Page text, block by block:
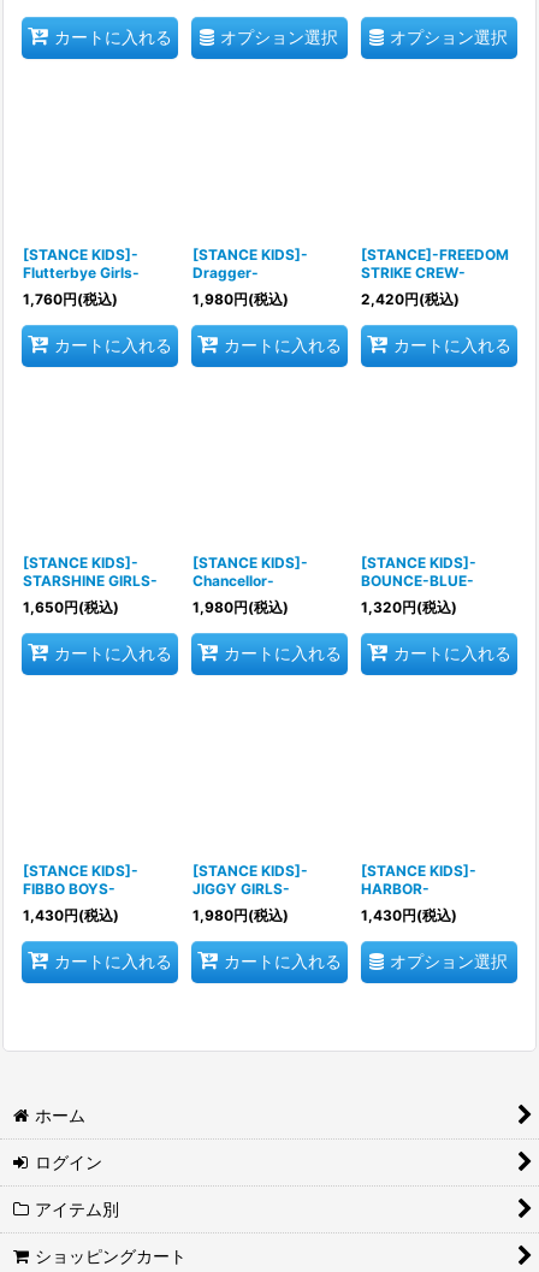
カートに入れる オプション選択 オプション選択
[STANCE KIDS]-
Flutterbye Girls-
1,760円(税込)
カートに入れる
[STANCE KIDS]-
Dragger-
1,980円(税込)
カートに入れる
[STANCE]-FREEDOM
STRIKE CREW-
2,420円(税込)
カートに入れる
[STANCE KIDS]-
STARSHINE GIRLS-
1,650円(税込)
カートに入れる
[STANCE KIDS]-
Chancellor-
1,980円(税込)
カートに入れる
[STANCE KIDS]-
BOUNCE-BLUE-
1,320円(税込)
カートに入れる
[STANCE KIDS]-
FIBBO BOYS-
1,430円(税込)
カートに入れる
[STANCE KIDS]-
JIGGY GIRLS-
1,980円(税込)
カートに入れる
[STANCE KIDS]-
HARBOR-
1,430円(税込)
オプション選択
ホーム
ログイン
アイテム別
ショッピングカート